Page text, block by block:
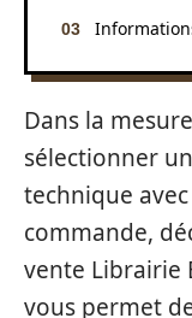
Dans la
sélectionner
technique
commande,
vente Librairie
vous permet